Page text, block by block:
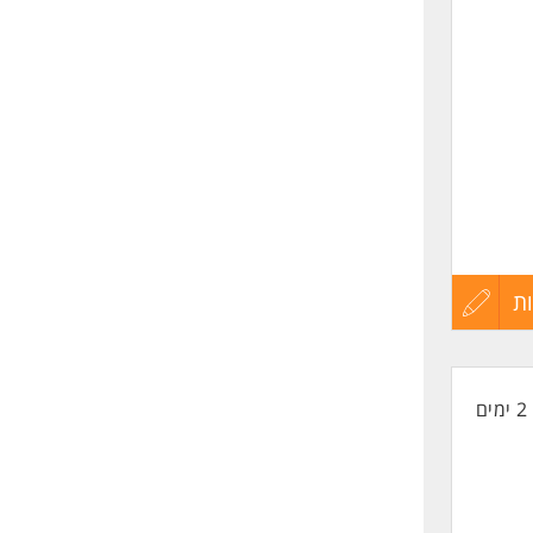
עדכון
2 ימים